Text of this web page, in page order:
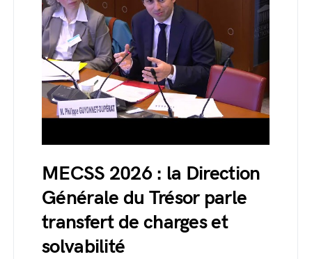
MECSS 2026 : la Direction
Générale du Trésor parle
transfert de charges et
solvabilité